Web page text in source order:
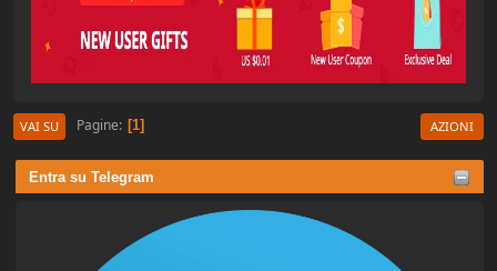
Entra su Telegram
VAI SU Pagine 1 AZIONI